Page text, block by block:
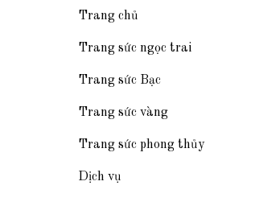
Trang chủ
Trang sức ngọc trai
Trang sức Bạc
Trang sức vàng
Trang sức phong thủy
Dịch vụ